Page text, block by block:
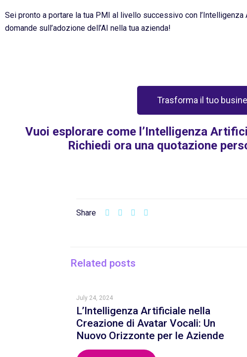
Sei pronto a portare la tua PMI al livello successivo con
domande sull’adozione dell’AI nella tua azienda!
Trasforma il tuo
Vuoi esplorare come l’Intelligenza
Richiedi ora una quotazione
Share
Related posts
July 24, 2024
L’Intelligenza Artificiale nella
Creazione di Avatar Vocali: Un
Nuovo Orizzonte per le Aziende